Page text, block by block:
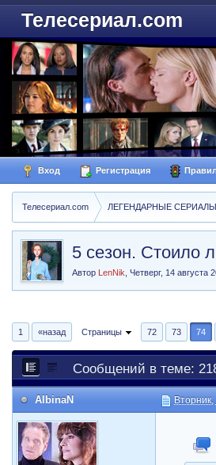
Телесериал.com
Вход Регистрация
Телесериал.com ЛЕГЕНДАРНЫЕ СЕРИАЛЫ
5 сезон. Стоило
Автор LenNik ,Четверг, 14 августа
1 «назад Страницы 72 73 74
Сообщений в теме:
AlbinaN